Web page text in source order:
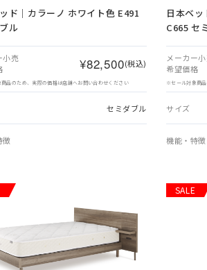
ド｜カラーノ ホワイト色 E491
ル
小売
¥82,500(税込)
品のため、実際の価格は店舗へお問い合わせください
セミダブル
徴
日本ベ
C665 セ
メーカー
希望価格
※セール対象商
サイズ
機能・特徴
SALE